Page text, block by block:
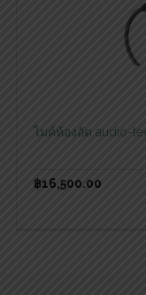
ไมค์ห้องอัด audio-
฿16,500.00